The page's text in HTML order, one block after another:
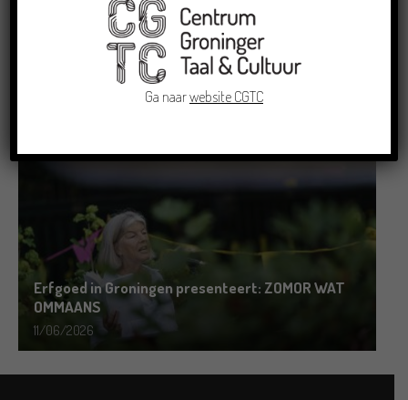
Grensoverschrijdende uitwisseling in Oldenburg
rond het Gronings en Platduits
Erfgoed in Groningen presenteert: ZOMOR WAT
OMMAANS
11/06/2026
Ga naarwebsite CGTC